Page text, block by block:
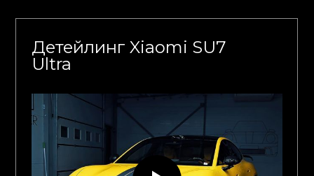
Детейлинг Xiaomi SU7
Ultra